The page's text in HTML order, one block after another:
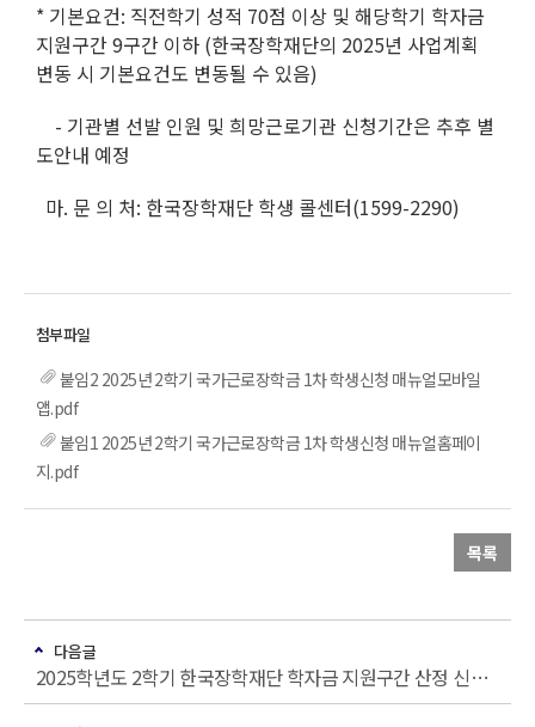
* 기본요건: 직전학기 성적 70점 이상 및 해당학기 학자금
지원구간 9구간 이하 (한국장학재단의 2025년 사업계획
변동 시 기본요건도 변동될 수 있음)
- 기관별 선발 인원 및 희망근로기관 신청기간은 추후 별
도안내 예정
마. 문 의 처: 한국장학재단 학생 콜센터(1599-2290)
붙임2 2025년 2학기 국가근로장학금 1차 학생신청 매뉴얼모바일
앱.pdf
붙임1 2025년 2학기 국가근로장학금 1차 학생신청 매뉴얼홈페이
지.pdf
목록
다음글
2025학년도 2학기 한국장학재단 학자금 지원구간 산정 신청 안내